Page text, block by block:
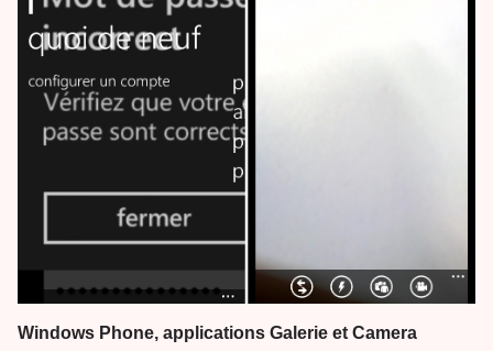
Windows Phone, applications Galerie et Camera